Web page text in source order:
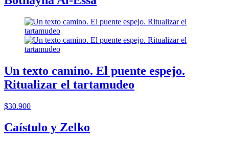
Un texto camino. El puente espejo.
Ritualizar el tartamudeo
$30.900
Caístulo y Zelko